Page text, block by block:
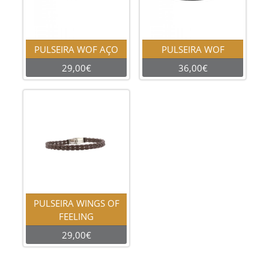
PULSEIRA WOF AÇO
29,00€
PULSEIRA WOF
36,00€
PULSEIRA WINGS OF
FEELING
29,00€